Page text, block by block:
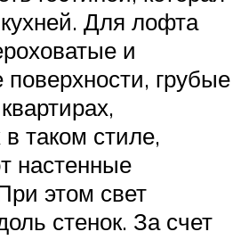
Для лофта
и
грубые
таком стиле,
настенные
этом свет
стенок. За счет